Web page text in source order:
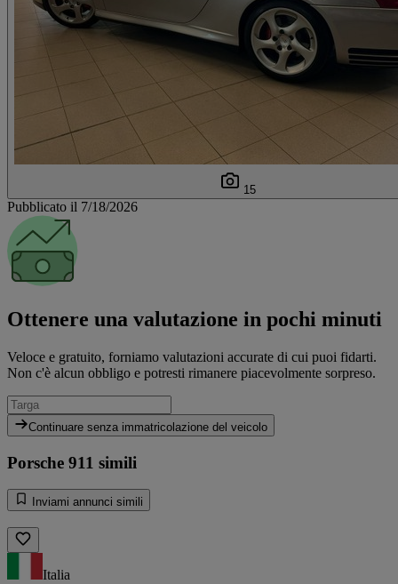
15
Pubblicato il 7/18/2026
Ottenere una valutazione in pochi minuti
Veloce e gratuito, forniamo valutazioni accurate di cui puoi fidarti.
Non c'è alcun obbligo e potresti rimanere piacevolmente sorpreso.
Continuare senza immatricolazione del veicolo
Porsche 911 simili
Inviami annunci simili
Italia